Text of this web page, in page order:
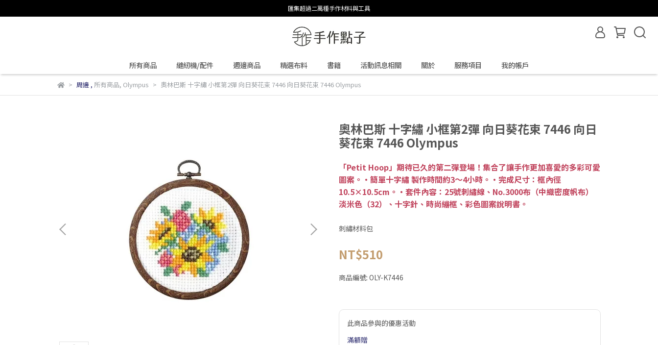
匯集超過二萬種手作材料與工具
所有商品 縫紉機/配件 週邊商品 精選布料 書籍 活動訊息相關 關於 服務項目 我的帳戶
周邊 , 所有商品, Olympus 奧林巴斯 十字繡 小框第2彈 向日葵花束 7446 向日葵花束 7446 Olympus
奧林巴斯 十字繡 小框第2彈 向日葵花束 7446 向日
葵花束 7446 Olympus
「Petit Hoop」期待已久的第二彈登場！集合了讓手作更加喜愛的多彩可愛
圖案。・簡單十字繡 製作時間約3～4小時。・完成尺寸：框內徑
10.5×10.5cm。・套件內容：25號刺繡線、No.3000布（中織密度帆布）
淡米色（32）、十字針、時尚繃框、彩色圖案說明書。
刺繡材料包
NT$510
商品編號: OLY-K7446
此商品參與的優惠活動
滿額贈